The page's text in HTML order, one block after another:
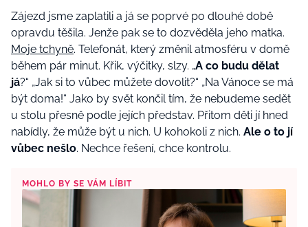
Zájezd jsme zaplatili a já se poprvé po dlouhé době
opravdu těšila. Jenže pak se to dozvěděla jeho matka.
Moje tchyně. Telefonát, který změnil atmosféru v domě
během pár minut. Křik, výčitky, slzy. „A co budu dělat
já?“ „Jak si to vůbec můžete dovolit?“ „Na Vánoce se má
být doma!“ Jako by svět končil tím, že nebudeme sedět
u stolu přesně podle jejích představ. Přitom děti jí hned
nabídly, že může být u nich. U kohokoli z nich. Ale o to jí
vůbec nešlo. Nechce řešení, chce kontrolu.
MOHLO BY SE VÁM LÍBIT